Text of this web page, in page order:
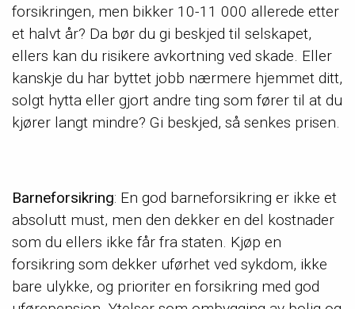
forsikringen, men bikker 10-11 000 allerede etter
et halvt år? Da bør du gi beskjed til selskapet,
ellers kan du risikere avkortning ved skade. Eller
kanskje du har byttet jobb nærmere hjemmet ditt,
solgt hytta eller gjort andre ting som fører til at du
kjører langt mindre? Gi beskjed, så senkes prisen.
Barneforsikring: En god barneforsikring er ikke et
absolutt must, men den dekker en del kostnader
som du ellers ikke får fra staten. Kjøp en
forsikring som dekker uførhet ved sykdom, ikke
bare ulykke, og prioriter en forsikring med god